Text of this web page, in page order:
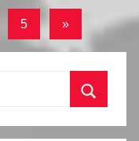
5
Nächste
»